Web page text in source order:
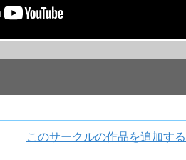
このサークルの作品を追加する